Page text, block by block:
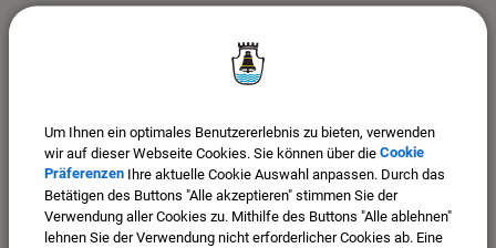
Um Ihnen ein optimales Benutzererlebnis zu bieten, verwenden
wir auf dieser Webseite Cookies. Sie können über die Cookie
Präferenzen Ihre aktuelle Cookie Auswahl anpassen. Durch das
Betätigen des Buttons "Alle akzeptieren" stimmen Sie der
Verwendung aller Cookies zu. Mithilfe des Buttons "Alle ablehnen"
lehnen Sie der Verwendung nicht erforderlicher Cookies ab. Eine